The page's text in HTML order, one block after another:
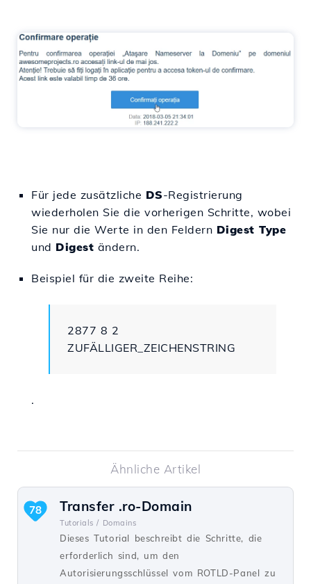
Für jede zusätzliche DS-Registrierung
wiederholen Sie die vorherigen Schritte, wobei
Sie nur die Werte in den Feldern Digest Type
und Digest ändern.
Beispiel für die zweite Reihe:
2877 8 2
ZUFÄLLIGER_ZEICHENSTRING
.
Ähnliche Artikel
Transfer .ro-Domain
Tutorials / Domains
Dieses Tutorial beschreibt die Schritte, die
erforderlich sind, um den
Autorisierungsschlüssel vom ROTLD-Panel zu
78